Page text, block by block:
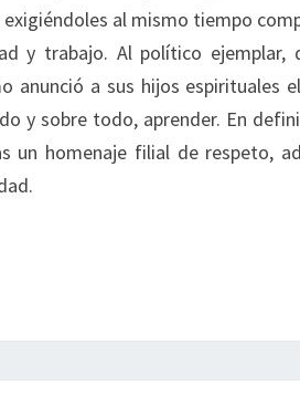
al mismo tiempo
y trabajo. Al político ejemplar,
anunció a sus hijos espirituales
y sobre todo, aprender. En
un homenaje filial de respeto,